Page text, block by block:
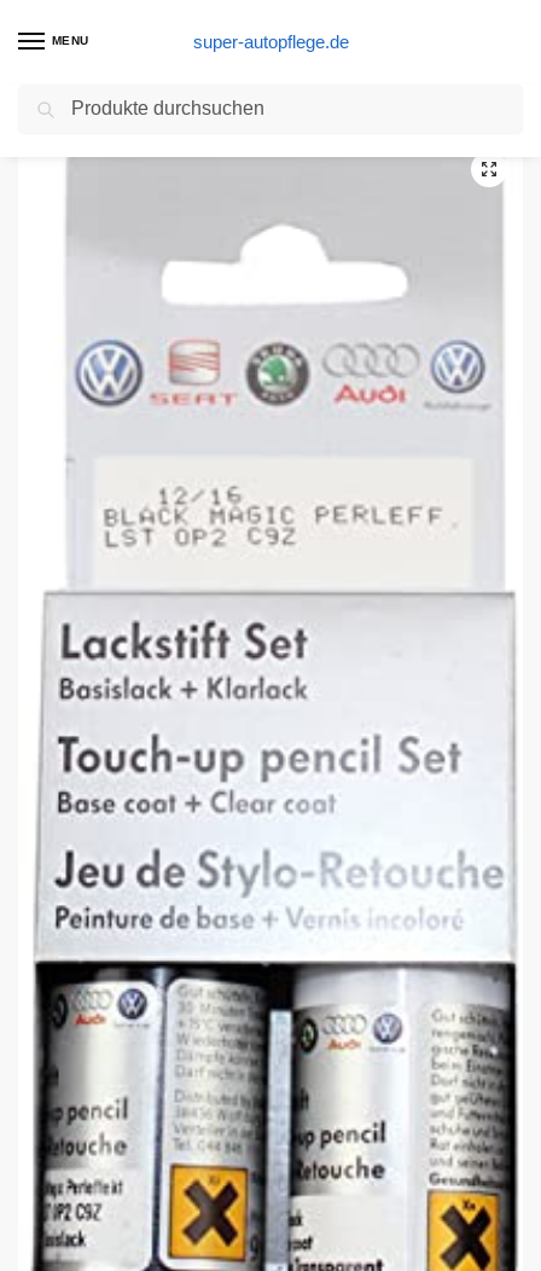
MENU super-autopflege.de
Start Autolackstift Produkte / Lackstift LA7W Reflexsilber Metallic A7W original Volkwagen Lackset